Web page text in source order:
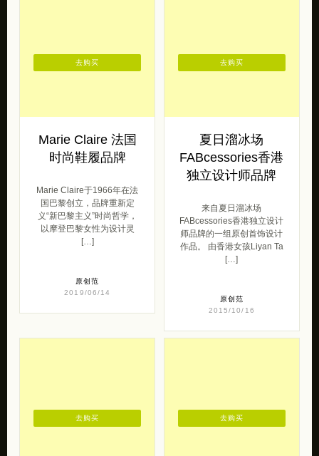
Marie Claire 法国
时尚鞋履品牌
Marie Claire于1966年在法
国巴黎创立，品牌重新定
义“新巴黎主义”时尚哲学，
以摩登巴黎女性为设计灵
[…]
原创范
2019/06/14
去购买
夏日溜冰场
FABcessories香港
独立设计师品牌
来自夏日溜冰场
FABcessories香港独立设计
师品牌的一组原创首饰设计
作品。 由香港女孩Liyan Ta
[…]
原创范
2015/10/16
去购买
去购买 去购买